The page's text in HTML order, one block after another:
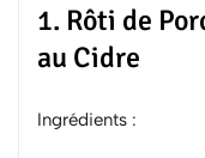
1. Rôti de
au Cidre
Ingrédients :